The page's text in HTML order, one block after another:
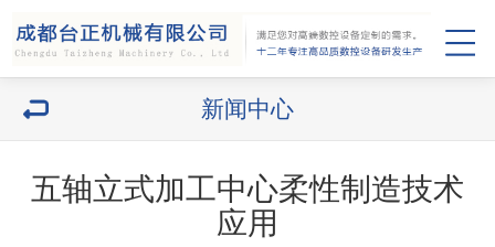
新闻中心
五轴立式加工中心柔性制造技术
应用